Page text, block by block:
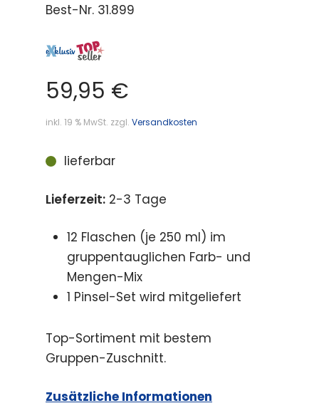
Best-Nr. 31.899
59,95 €
inkl. 19 % MwSt. zzgl. Versandkosten
lieferbar
Lieferzeit: 2-3 Tage
12 Flaschen (je 250 ml) im
gruppentauglichen Farb- und
Mengen-Mix
1 Pinsel-Set wird mitgeliefert
Top-Sortiment mit bestem
Gruppen-Zuschnitt.
Zusätzliche Informationen